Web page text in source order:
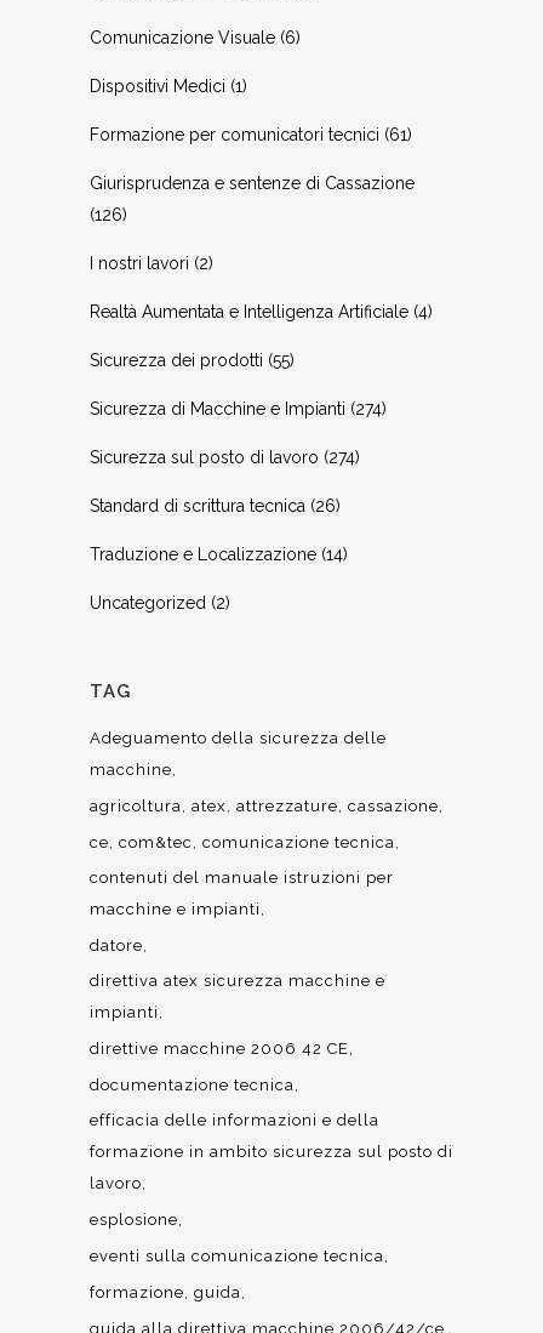
Comunicazione Visuale (6)
Dispositivi Medici (1)
Formazione per comunicatori tecnici (61)
Giurisprudenza e sentenze di Cassazione
(126)
I nostri lavori (2)
Realtà Aumentata e Intelligenza Artificiale (4)
Sicurezza dei prodotti (55)
Sicurezza di Macchine e Impianti (274)
Sicurezza sul posto di lavoro (274)
Standard di scrittura tecnica (26)
Traduzione e Localizzazione (14)
Uncategorized (2)
TAG
Adeguamento della sicurezza delle
macchine
agricoltura atex attrezzature cassazione
ce com&tec
comunicazione tecnica
contenuti del manuale istruzioni per
macchine e impianti
datore
direttiva atex sicurezza macchine e
impianti
direttive macchine 2006 42 CE
documentazione tecnica
efficacia delle informazioni e della
formazione in ambito sicurezza sul posto di
lavoro
esplosione
eventi sulla comunicazione tecnica
formazione guida
guida alla direttiva macchine 2006/42/ce